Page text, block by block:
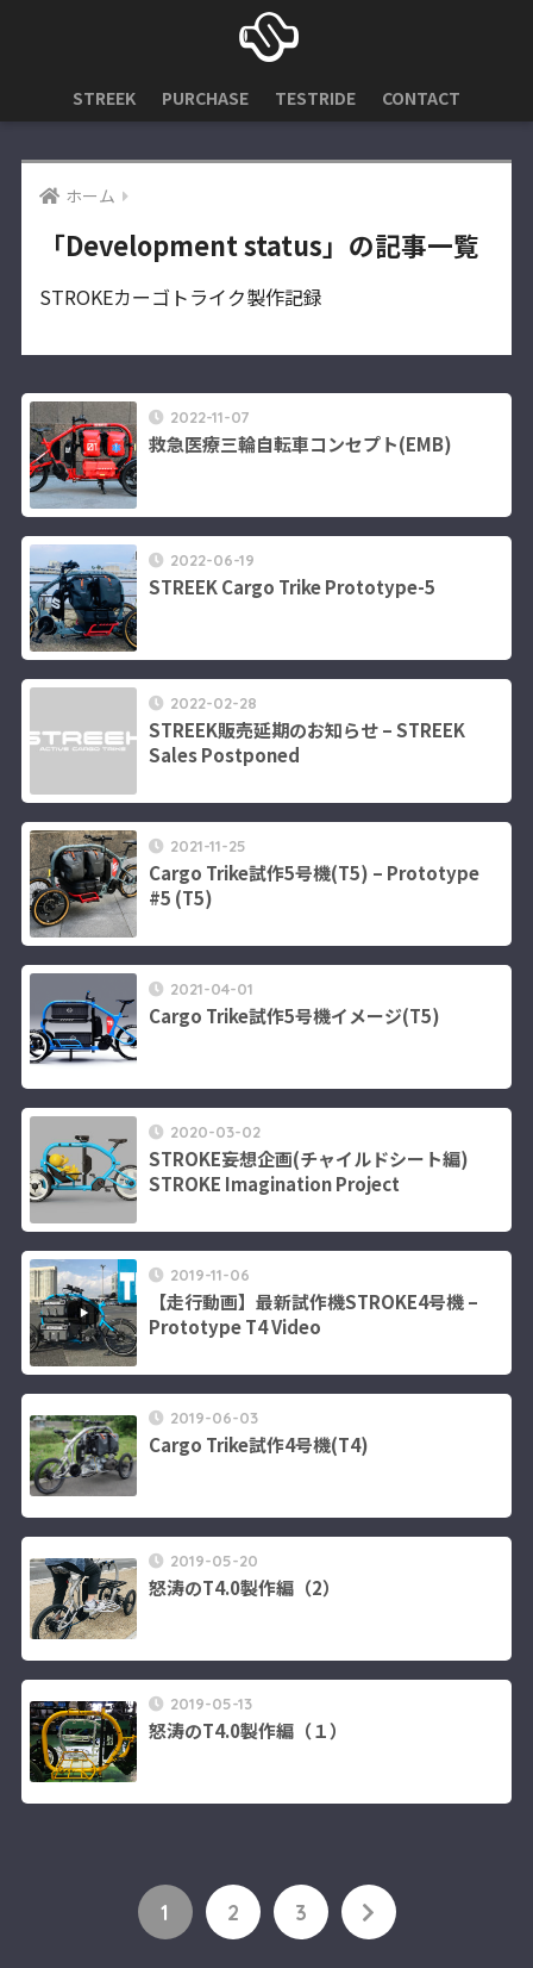
STREEK PURCHASE TESTRIDE CONTACT
ホーム
「Development status」の記事一覧
STROKEカーゴトライク製作記録
2022-11-07
救急医療三輪自転車コンセプト(EMB)
2022-06-19
STREEK Cargo Trike Prototype-5
2022-02-28
STREEK販売延期のお知らせ – STREEK
Sales Postponed
2021-11-25
Cargo Trike試作5号機(T5) – Prototype
#5 (T5)
2021-04-01
Cargo Trike試作5号機イメージ(T5)
2020-03-02
STROKE妄想企画(チャイルドシート編)
STROKE Imagination Project
2019-11-06
【走行動画】最新試作機STROKE4号機 –
Prototype T4 Video
2019-06-03
Cargo Trike試作4号機(T4)
2019-05-20
怒涛のT4.0製作編（2）
2019-05-13
怒涛のT4.0製作編（１）
1 2 3